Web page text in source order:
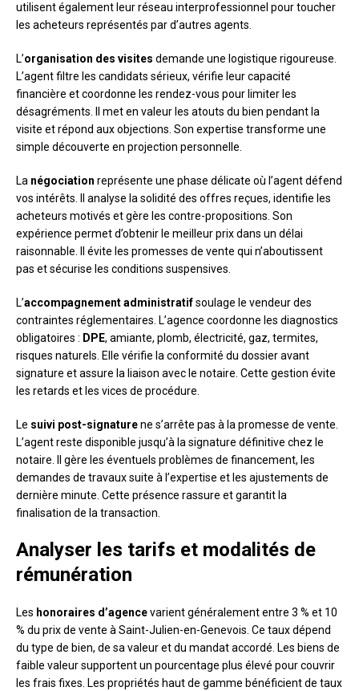
utilisent également leur réseau interprofessionnel pour toucher
les acheteurs représentés par d’autres agents.
L’organisation des visites demande une logistique rigoureuse.
L’agent filtre les candidats sérieux, vérifie leur capacité
financière et coordonne les rendez-vous pour limiter les
désagréments. Il met en valeur les atouts du bien pendant la
visite et répond aux objections. Son expertise transforme une
simple découverte en projection personnelle.
La négociation représente une phase délicate où l’agent défend
vos intérêts. Il analyse la solidité des offres reçues, identifie les
acheteurs motivés et gère les contre-propositions. Son
expérience permet d’obtenir le meilleur prix dans un délai
raisonnable. Il évite les promesses de vente qui n’aboutissent
pas et sécurise les conditions suspensives.
L’accompagnement administratifsoulage le vendeur des
contraintes réglementaires. L’agence coordonne les diagnostics
obligatoires : DPE, amiante, plomb, électricité, gaz, termites,
risques naturels. Elle vérifie la conformité du dossier avant
signature et assure la liaison avec le notaire. Cette gestion évite
les retards et les vices de procédure.
Le suivi post-signaturene s’arrête pas à la promesse de vente.
L’agent reste disponible jusqu’à la signature définitive chez le
notaire. Il gère les éventuels problèmes de financement, les
demandes de travaux suite à l’expertise et les ajustements de
dernière minute. Cette présence rassure et garantit la
finalisation de la transaction.
Analyser les tarifs et modalités de
rémunération
Les honoraires d’agencevarient généralement entre 3 % et 10
% du prix de vente à Saint-Julien-en-Genevois. Ce taux dépend
du type de bien, de sa valeur et du mandat accordé. Les biens de
faible valeur supportent un pourcentage plus élevé pour couvrir
les frais fixes. Les propriétés haut de gamme bénéficient de taux